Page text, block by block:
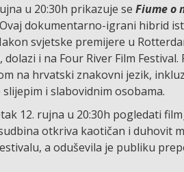
u 20:30h prikazuje se Fiume o
dokumentarno-igrani hibrid
svjetske premijere u
i na Four River Film
na hrvatski znakovni jezik,
i slabovidnim osobama.
12. rujna u 20:30h pogledati film
otkriva kaotičan i duhovit
a oduševila je publiku